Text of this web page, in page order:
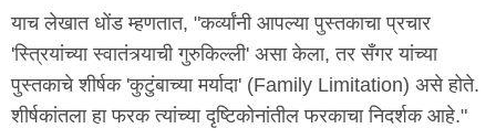
याच लेखात धोंड म्हणतात, "कर्व्यांनी आपल्या पुस्तकाचा प्रचार
'स्त्रियांच्या स्वातंत्र्याची गुरुकिल्ली' असा केला, तर सँगर यांच्या
पुस्तकाचे शीर्षक 'कुटुंबाच्या मर्यादा' (Family Limitation) असे होते.
शीर्षकांतला हा फरक त्यांच्या दृष्टिकोनांतील फरकाचा निदर्शक आहे."